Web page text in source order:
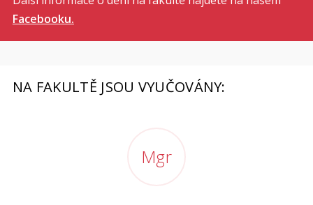
Facebooku.
NA FAKULTĚ JSOU VYUČOVÁNY:
Mgr